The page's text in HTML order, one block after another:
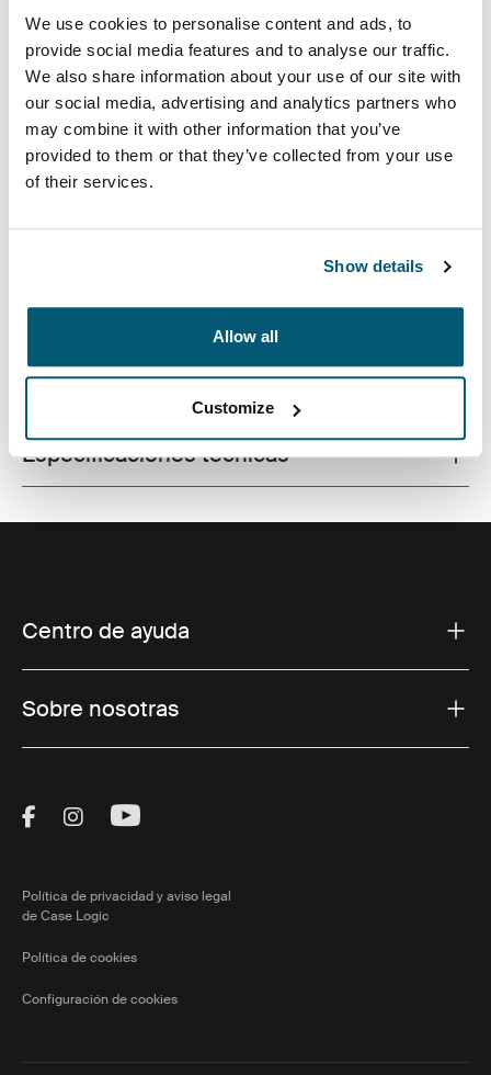
We use cookies to personalise content and ads, to
provide social media features and to analyse our traffic.
We also share information about your use of our site with
our social media, advertising and analytics partners who
may combine it with other information that you’ve
provided to them or that they’ve collected from your use
of their services.
Show details
Allow all
Customize
Case Logic Propel 16" Laptop Case Negro
articulado con la cantidad justa de protección y
Todas las características
Especificaciones técnicas
Centro de ayuda
Sobre nosotras
Visit Thule on Facebook (external link)
Visit Thule on Instagram (external link)
Visit Thule on Youtube (external
Política de privacidad y aviso legal
de Case Logic
Política de cookies
Configuración de cookies